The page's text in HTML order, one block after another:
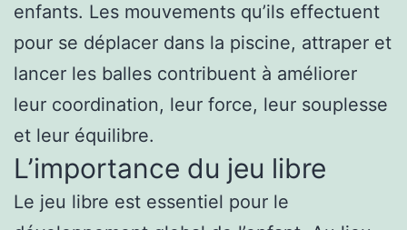
enfants. Les mouvements qu’ils effectuent
pour se déplacer dans la piscine, attraper et
lancer les balles contribuent à améliorer
leur coordination, leur force, leur souplesse
et leur équilibre.
L’importance du jeu libre
Le jeu libre est essentiel pour le